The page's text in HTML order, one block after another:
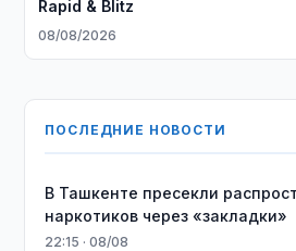
Rapid & Blitz
08/08/2026
ПОСЛЕДНИЕ НОВОСТИ
В Ташкенте пресекли
наркотиков через «закладки»
22:15 · 08/08